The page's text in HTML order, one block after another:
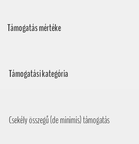
Támogatás mértéke
Támogatási kategória
Csekély összegű (de minimis) támogatás